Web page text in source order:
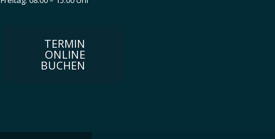
TERMIN
ONLINE
BUCHEN